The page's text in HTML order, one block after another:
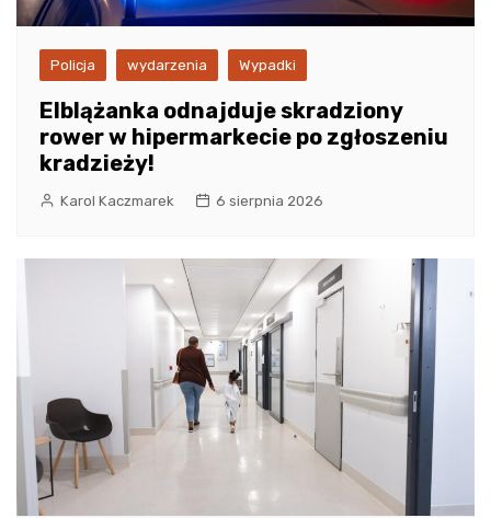
Policja wydarzenia Wypadki
Elblążanka odnajduje skradziony
rower w hipermarkecie po zgłoszeniu
kradzieży!
Karol Kaczmarek 6 sierpnia 2026